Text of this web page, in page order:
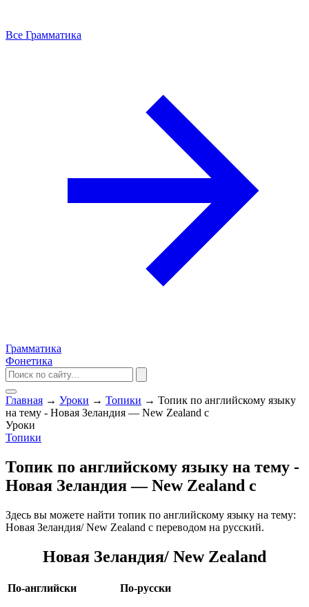
Все Грамматика
Грамматика
Фонетика
Главная → Уроки → Топики → Топик по английскому языку
на тему - Новая Зеландия — New Zealand с
Уроки
Топики
Топик по английскому языку на тему -
Новая Зеландия — New Zealand с
Здесь вы можете найти топик по английскому языку на тему:
Новая Зеландия/ New Zealand с переводом на русский.
Новая Зеландия/ New Zealand
По-английски По-русски